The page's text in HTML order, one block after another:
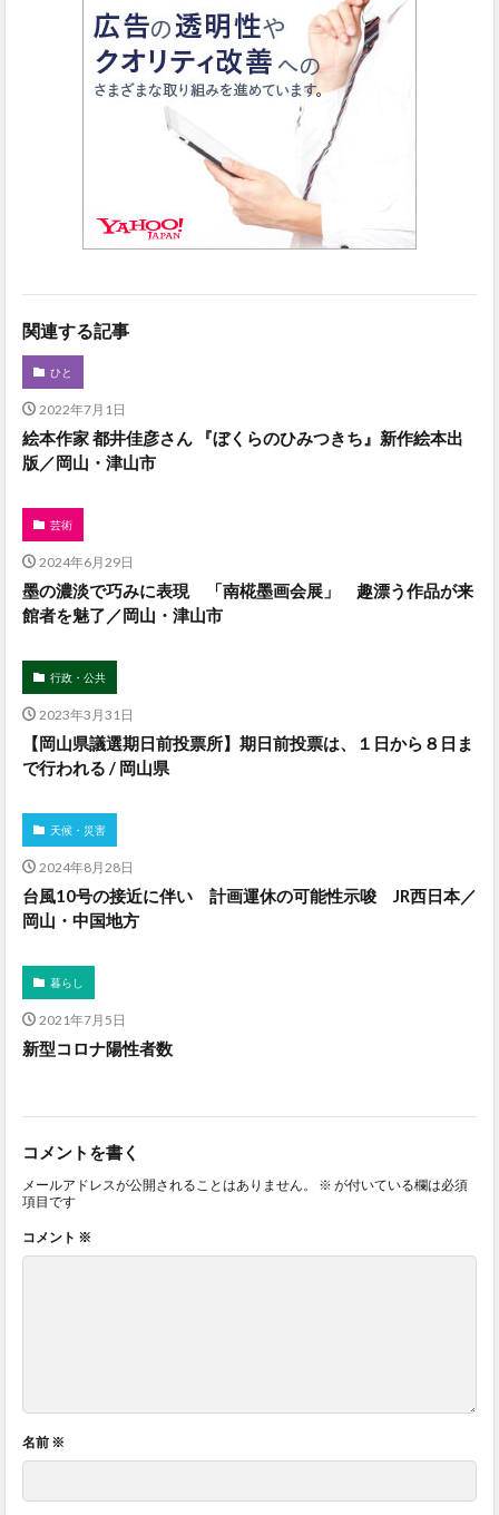
関連する記事
ひと
2022年7月1日
絵本作家 都井佳彦さん 『ぼくらのひみつきち』新作絵本出
版／岡山・津山市
芸術
2024年6月29日
墨の濃淡で巧みに表現 「南椛墨画会展」 趣漂う作品が来
館者を魅了／岡山・津山市
行政・公共
2023年3月31日
【岡山県議選期日前投票所】期日前投票は、１日から８日ま
で行われる / 岡山県
天候・災害
2024年8月28日
台風10号の接近に伴い 計画運休の可能性示唆 JR西日本／
岡山・中国地方
暮らし
2021年7月5日
新型コロナ陽性者数
コメントを書く
メールアドレスが公開されることはありません。 ※ が付いている欄は必須
項目です
コメント ※
名前 ※